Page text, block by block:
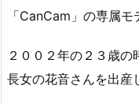
「CanCam」の専属モ
２００２年の２３歳
長女の花音さんを出産